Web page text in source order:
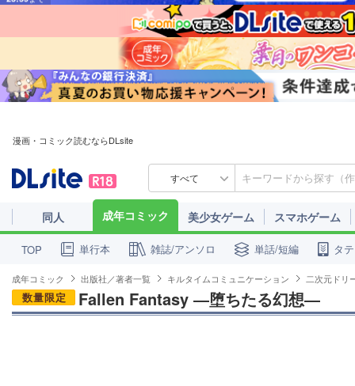
漫画・コミック読むならDLsite
すべて
同人 成年コミック 美少女ゲーム スマホゲーム
TOP 単行本 雑誌/アンソロ 単話/短編 タ
成年コミック 出版社／著者一覧 キルタイムコミュニケーション 二次元ドリ
数量限定 Fallen Fantasy ―堕ちたる幻想―